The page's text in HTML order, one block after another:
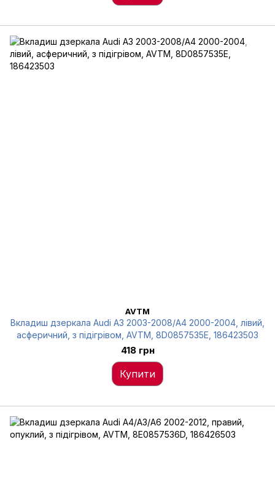
AVTM
Вкладиш дзеркала Audi A3 2003-2008/A4 2000-2004, лівий,
асферичний, з підігрівом, AVTM, 8D0857535E, 186423503
418 грн
Купити